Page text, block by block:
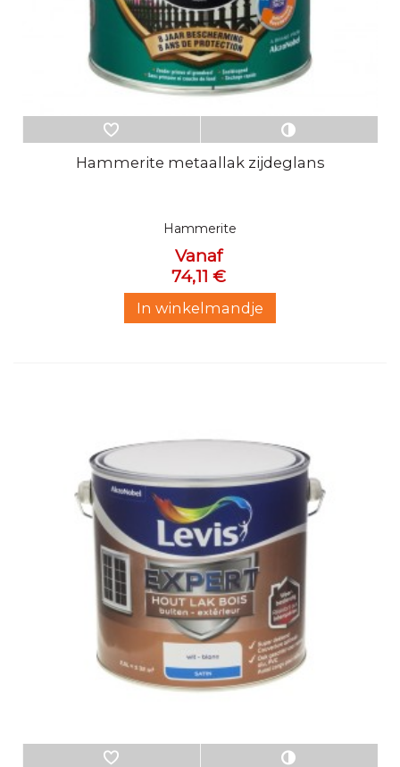
Hammerite metaallak zijdeglans
Hammerite
Vanaf
74,11 €
In winkelmandje